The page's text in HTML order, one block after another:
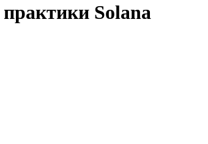
практики Solana